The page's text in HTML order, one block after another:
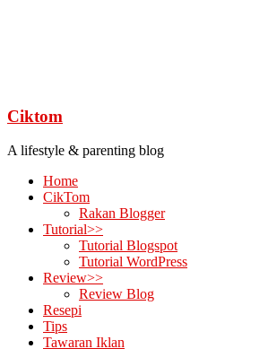
Ciktom
A lifestyle & parenting blog
Home
CikTom
Rakan Blogger
Tutorial>>
Tutorial Blogspot
Tutorial WordPress
Review>>
Review Blog
Resepi
Tips
Tawaran Iklan